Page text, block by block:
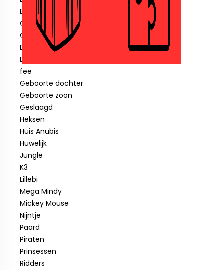
Blauwe piraat
Cars
Clown
Diverse feestartikelen
Donald Duck
fee
Geboorte dochter
Geboorte zoon
Geslaagd
Heksen
Huis Anubis
Huwelijk
Jungle
K3
Lillebi
Mega Mindy
Mickey Mouse
Nijntje
Paard
Piraten
Prinsessen
Ridders